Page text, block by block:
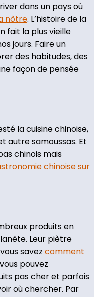
dans un pays où
nôtre. L’histoire de la
fait la plus vieille
jours. Faire un
des habitudes, des
façon de pensée
la cuisine chinoise,
autre samoussas. Et
chinois mais
chinoise sur
produits en
Leur piètre
savez comment
pouvez
pas cher et parfois
où chercher. Par